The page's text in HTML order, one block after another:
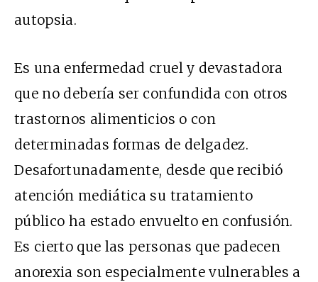
autopsia.
Es una enfermedad cruel y devastadora
que no debería ser confundida con otros
trastornos alimenticios o con
determinadas formas de delgadez.
Desafortunadamente, desde que recibió
atención mediática su tratamiento
público ha estado envuelto en confusión.
Es cierto que las personas que padecen
anorexia son especialmente vulnerables a